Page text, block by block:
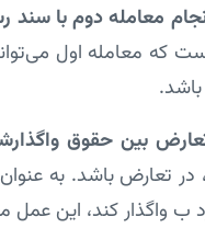
معامله دوم با سند
که معامله اول
بین حقوق
در تعارض باشد. به
ب واگذار کند، این